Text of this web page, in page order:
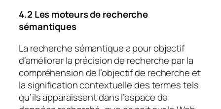
4.2 Les moteurs de recherche
sémantiques
La recherche sémantique a pour objectif
d’améliorer la précision de recherche par la
compréhension de l’objectif de recherche et
la signification contextuelle des termes tels
qu’ils apparaissent dans l’espace de